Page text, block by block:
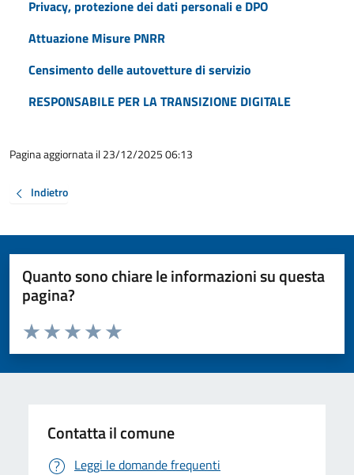
Privacy, protezione dei dati personali e DPO
Attuazione Misure PNRR
Censimento delle autovetture di servizio
RESPONSABILE PER LA TRANSIZIONE DIGITALE
Pagina aggiornata il 23/12/2025 06:13
Indietro
Quanto sono chiare le informazioni su questa
pagina?
Valuta da 1 a 5 stelle la pagina
Valuta 5 stelle su 5
Valuta 4 stelle su 5
Valuta 3 stelle su 5
Valuta 2 stelle su 5
Valuta 1 stelle su 5
Contatta il comune
Leggi le domande frequenti